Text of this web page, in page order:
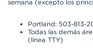
semana (excepto los
Portland: 503-813-
Todas las demás
(línea TTY)